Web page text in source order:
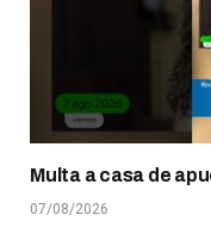
Multa a casa de
07/08/2026